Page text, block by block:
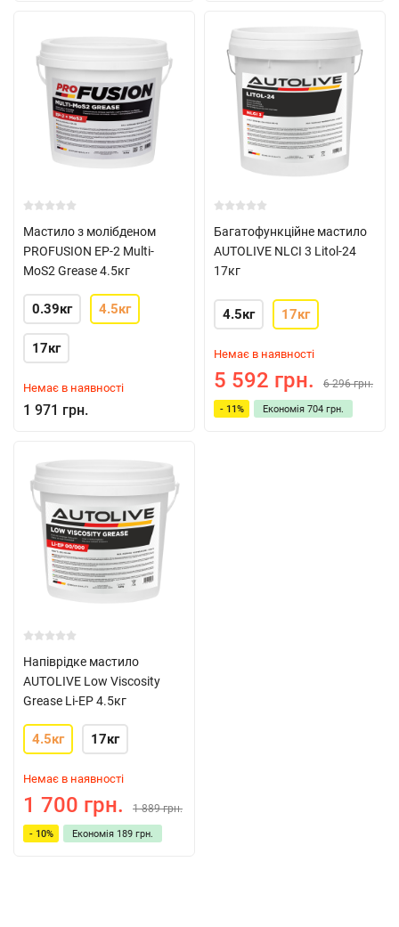
Мастило з молібденом
PROFUSION EP-2 Multi-
MoS2 Grease 4.5кг
0.39кг 4.5кг
17кг
Немає в наявності
1 971 грн.
Багатофункційне мастило
AUTOLIVE NLCI 3 Litol-24
17кг
4.5кг 17кг
Немає в наявності
5 592 грн. 6 296 грн.
- 11% Економія 704 грн.
Напіврідке мастило
AUTOLIVE Low Viscosity
Grease Li-EP 4.5кг
4.5кг 17кг
Немає в наявності
1 700 грн. 1 889 грн.
- 10% Економія 189 грн.